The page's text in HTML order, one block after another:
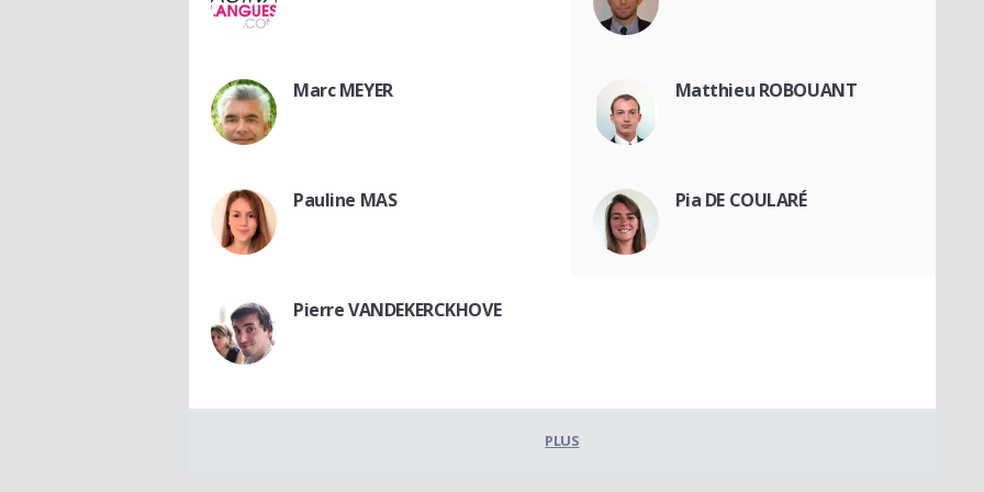
Marc MEYER Matthieu ROBOUANT
Pauline MAS Pia DE COULARÉ
Pierre VANDEKERCKHOVE
PLUS